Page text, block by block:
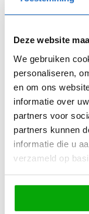
Deze website
We gebruiken
personaliseren,
en om ons
informatie over
partners voor
partners kunnen
informatie die u
verzameld op
Zitting:
Afmetingen
Zithoogte:
Functies
Mechanisme:
Synchro Pro